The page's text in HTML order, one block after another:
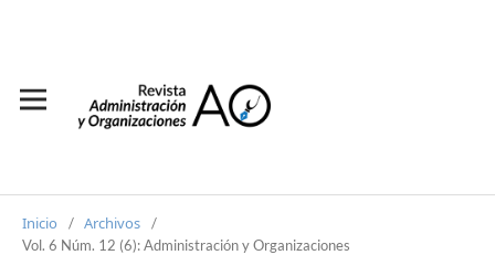
Inicio / Archivos
/
Vol. 6 Núm. 12 (6): Administración y Organizaciones